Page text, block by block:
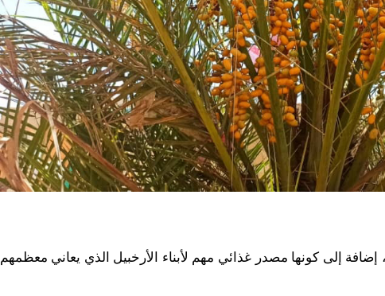
إلى كونها مصدر غذائي مهم لأبناء الأرخبيل الذي يعاني معظمهم